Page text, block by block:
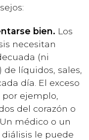
bien. Los
necesitan
(ni
líquidos, sales,
día. El exceso
ejemplo,
del corazón o
médico o un
le puede